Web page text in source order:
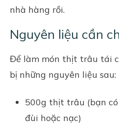
nhà hàng rồi.
Nguyên liệu cần
Để làm món thịt trâu tái
bị những nguyên liệu sau:
500g thịt trâu (bạn
đùi hoặc nạc)